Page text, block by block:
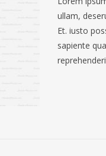
ullam,
Et. iusto
sapiente